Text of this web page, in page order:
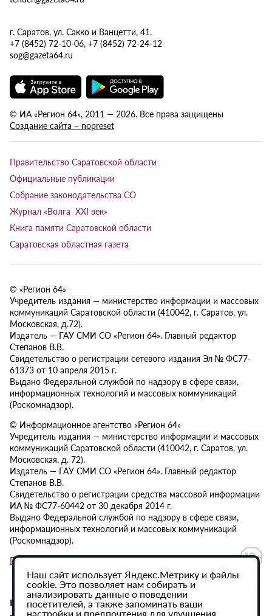
г. Саратов, ул. Сакко и Ванцетти, 41.
+7 (8452) 72-10-06, +7 (8452) 72-24-12
sog@gazeta64.ru
© ИА «Регион 64», 2011 — 2026. Все права защищены
Создание сайта – nopreset
Правительство Саратовской области
Официальные публикации
Собрание законодательства СО
Журнал «Волга XXI век»
Книга памяти Саратовской области
Саратовская областная газета
© «Регион 64»
Учредитель издания — министерство информации и массовых
коммуникаций Саратовской области (410042, г. Саратов, ул.
Московская, д.72).
Издатель — ГАУ СМИ СО «Регион 64». Главный редактор
Степанов В.В.
Свидетельство о регистрации сетевого издания Эл № ФС77-
61373 от 10 апреля 2015 г.
Выдано Федеральной службой по надзору в сфере связи,
информационных технологий и массовых коммуникаций
(Роскомнадзор).
© Информационное агентство «Регион 64»
Учредитель издания — министерство информации и массовых
коммуникаций Саратовской области (410042, г. Саратов, ул.
Московская, д. 72).
Издатель — ГАУ СМИ СО «Регион 64». Главный редактор
Степанов В.В.
Свидетельство о регистрации средства массовой информации
ИА № ФС77-60442 от 30 декабря 2014 г.
Выдано Федеральной службой по надзору в сфере связи,
информационных технологий и массовых коммуникаций
(Роскомнадзор).
Политика в отношении обработки персональных данных
При использовании материалов сайта активная
Наш сайт использует Яндекс.Метрику и файлы
cookie. Это позволяет нам собирать и
анализировать данные о поведении
посетителей, а также запоминать ваши